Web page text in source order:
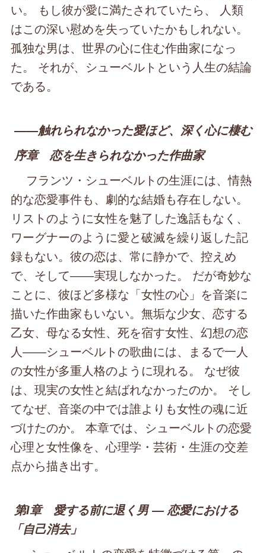
い。 もし彼が愛に満たされていたら、 人類
はこの深い慰めを失っていたかもしれない。
孤独な男は、世界の心に住む作曲家になっ
た。 それが、シューベルトという人生の結論
である。
――触れられなかった愛ほど、深く心に棲む
序章 恋を生きられなかった作曲家
フランツ・シューベルトの生涯には、情熱
的な恋愛事件も、劇的な結婚も存在しない。
リストのように女性を魅了した逸話もなく、
ワーグナーのように愛と破滅を繰り返した記
録もない。彼の恋は、常に静かで、控えめ
で、そして――実現しなかった。 だが奇妙な
ことに、彼ほど多様な「女性の心」を音楽に
描いた作曲家もいない。無垢な少女、恋する
乙女、母なる女性、死を宿す女性、幻想の恋
人――シューベルトの歌曲には、まるで一人
の女性が多重人格のように現れる。 なぜ彼
は、現実の女性と結ばれなかったのか。 そし
てなぜ、音楽の中では誰よりも女性の魂に近
づけたのか。 本章では、シューベルトの恋愛
心理と女性像を、心理学・芸術・生涯の交差
点から描き出す。
第Ⅰ章 愛する前に退く男 ― 恋愛における
「自己消去」